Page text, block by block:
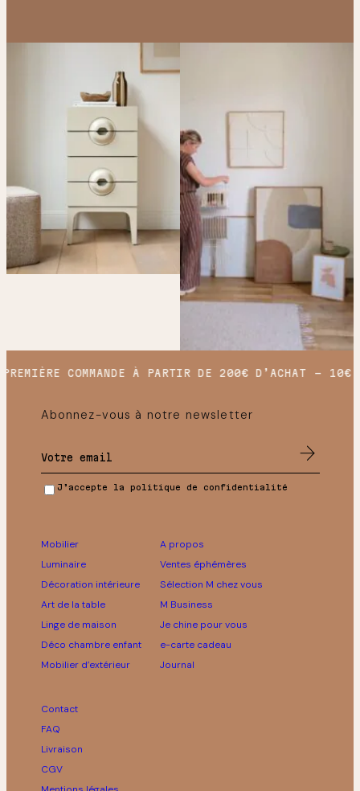
COMMANDE À PARTIR DE 200€ D’ACHAT 10€
Abonnez-vous à notre newsletter
J’accepte la politique de confidentialité
Mobilier
Luminaire
Décoration intérieure
Art de la table
Linge de maison
Déco chambre enfant
Mobilier d’extérieur
A propos
Ventes éphémères
Sélection M chez vous
M Business
Je chine pour vous
e-carte cadeau
Journal
Contact
FAQ
Livraison
CGV